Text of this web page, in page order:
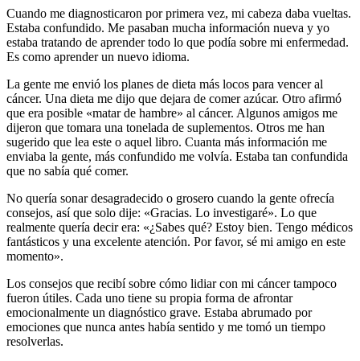
Cuando me diagnosticaron por primera vez, mi cabeza daba vueltas.
Estaba confundido. Me pasaban mucha información nueva y yo
estaba tratando de aprender todo lo que podía sobre mi enfermedad.
Es como aprender un nuevo idioma.
La gente me envió los planes de dieta más locos para vencer al
cáncer. Una dieta me dijo que dejara de comer azúcar. Otro afirmó
que era posible «matar de hambre» al cáncer. Algunos amigos me
dijeron que tomara una tonelada de suplementos. Otros me han
sugerido que lea este o aquel libro. Cuanta más información me
enviaba la gente, más confundido me volvía. Estaba tan confundida
que no sabía qué comer.
No quería sonar desagradecido o grosero cuando la gente ofrecía
consejos, así que solo dije: «Gracias. Lo investigaré». Lo que
realmente quería decir era: «¿Sabes qué? Estoy bien. Tengo médicos
fantásticos y una excelente atención. Por favor, sé mi amigo en este
momento».
Los consejos que recibí sobre cómo lidiar con mi cáncer tampoco
fueron útiles. Cada uno tiene su propia forma de afrontar
emocionalmente un diagnóstico grave. Estaba abrumado por
emociones que nunca antes había sentido y me tomó un tiempo
resolverlas.